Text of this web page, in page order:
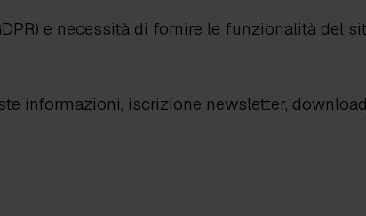
e necessità di fornire le funzionalità del
informazioni, iscrizione newsletter,